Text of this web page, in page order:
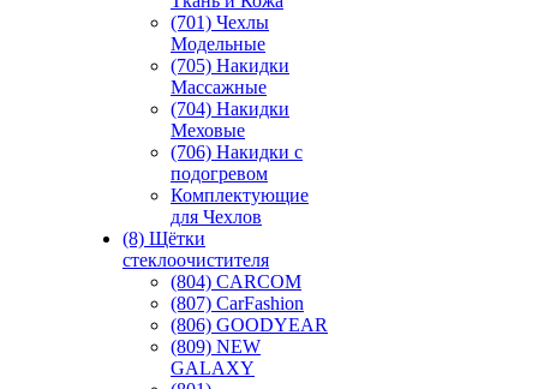
(701) Чехлы
Модельные
(705) Накидки
Массажные
(704) Накидки
Меховые
(706) Накидки с
подогревом
Комплектующие
для Чехлов
(8) Щётки
стеклоочистителя
(804) CARCOM
(807) CarFashion
(806) GOODYEAR
(809) NEW
GALAXY